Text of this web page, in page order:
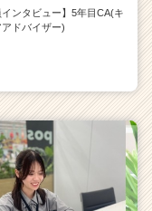
インタビュー】5年目CA(キ
アドバイザー)